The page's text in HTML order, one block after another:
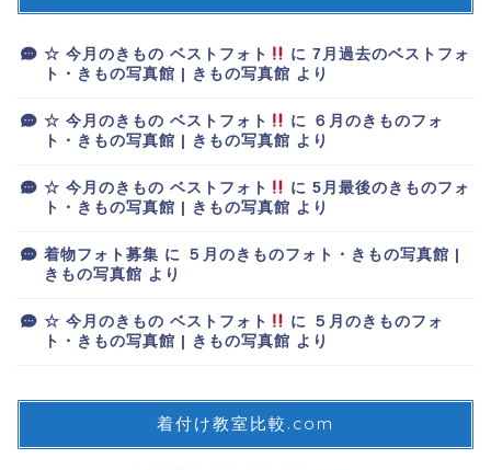
☆ 今月のきもの ベストフォト に7月過去のベストフォ
ト・きもの写真館 | きもの写真館 より
☆ 今月のきもの ベストフォト に
６月のきものフォ
ト・きもの写真館 | きもの写真館 より
☆ 今月のきもの ベストフォト に5月最後のきものフォ
ト・きもの写真館 | きもの写真館 より
着物フォト募集 に
５月のきものフォト・きもの写真館 |
きもの写真館 より
☆ 今月のきもの ベストフォト に
５月のきものフォ
ト・きもの写真館 | きもの写真館 より
着付け教室比較.com